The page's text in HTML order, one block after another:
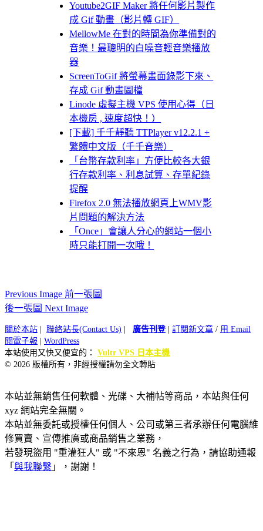
Youtube2GIF Maker 將任何影片製作
成 Gif 動畫（影片轉 GIF）
MellowMe 在對的時間為你準備對的
音樂！最聰明的白噪音輕音樂播放
器
ScreenToGif 將螢幕畫面錄影下來、
存成 Gif 動畫圖檔
Linode 虛擬主機 VPS 使用心得（日
本機房 , 速度超快！）
[下載] 千千靜聽 TTPlayer v12.2.1 +
繁體中文版（千千音樂）
「台幣存款利率」方便比較各大銀
行存款利率、利息試算、存單紀錄
提醒
Firefox 2.0 無法播放網頁上WMV影
片問題的解決方法
「Once」會讓人分心的網站一個小
時只能打開一次哦！
Previous Image 前一張圖
後一張圖 Next Image
關於本站 聯絡站長(Contact Us) 廣告刊登| 訂閱新文章 / 用 Email
閱電子報
WordPress
本站使用又快又便宜的： Vultr VPS 日本主機
© 2026 版權所有，非經授權請勿全文轉貼
本站並無銷售任何軟體、光碟、大補帖等商品，本站與任何
xyz 網站完全無關。
本站並無委託或授權任何個人、公司或第三者承辦任何電腦維
修買賣、宣傳推廣或商品銷售之業務，
若發現盜用 "重灌狂人" 或 "不來恩" 名義之行為，請協助通報
「 與我聯繫 」，謝謝！